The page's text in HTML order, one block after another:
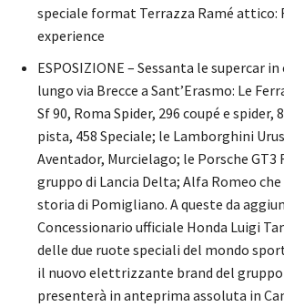
speciale format Terrazza Ramé attico:
experience
ESPOSIZIONE – Sessanta le supercar
lungo via Brecce a Sant’Erasmo: Le
Sf 90, Roma Spider, 296 coupé e spider,
pista, 458 Speciale; le Lamborghini
Aventador, Murcielago; le Porsche GT3
gruppo di Lancia Delta; Alfa Romeo
storia di Pomigliano. A queste da
Concessionario ufficiale Honda Luigi
delle due ruote speciali del mondo
il nuovo elettrizzante brand del
presenterà in anteprima assoluta in